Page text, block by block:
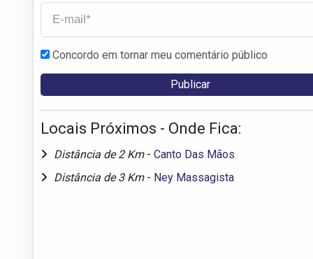
Concordo em tornar meu comentário público
Locais Próximos - Onde Fica:
Distância de 2 Km - Canto Das Mãos
Distância de 3 Km - Ney Massagista